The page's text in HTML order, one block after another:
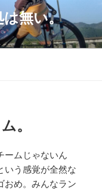
無い。
。
ームじゃないん
いう感覚が全然な
おめ。みんなラン